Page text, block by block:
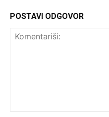
POSTAVI ODGOVOR